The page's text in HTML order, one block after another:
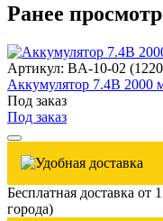
Ранее
Артикул: BA-10-02
Аккумулятор 7.4В
Под заказ
Под заказ
Бесплатная доставка от
города)